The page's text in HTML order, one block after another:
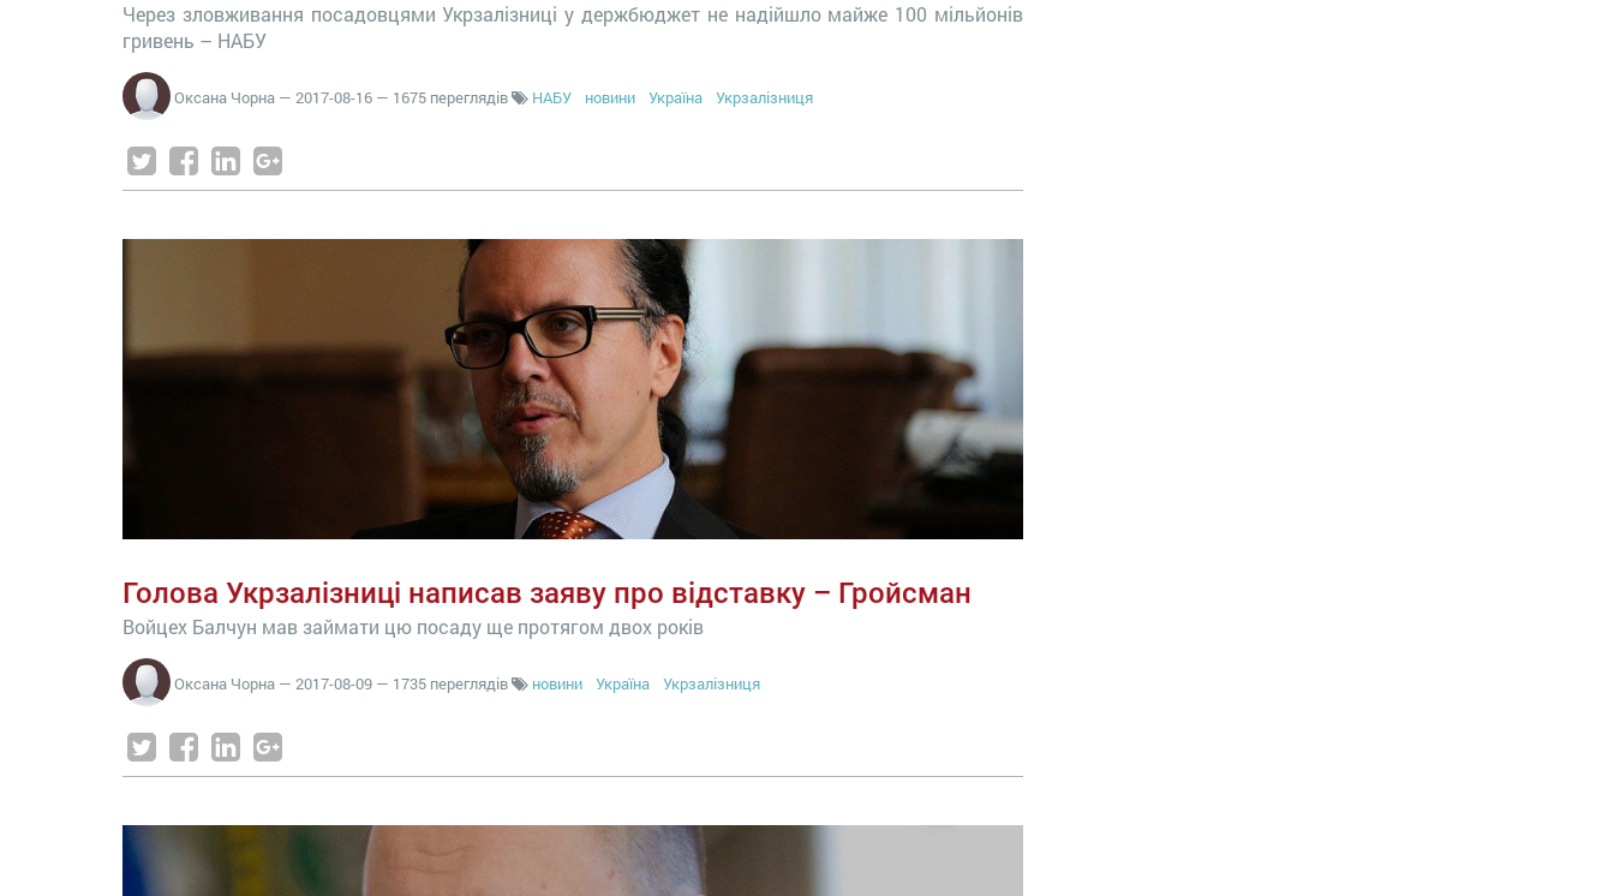
Через зловживання посадовцями Укрзалізниці у держбюджет не надійшло майже 100 мільйонів
гривень – НАБУ
Оксана Чорна — 2017-08-16 — 1675 переглядів НАБУ новини Україна Укрзалізниця
Голова Укрзалізниці написав заяву про відставку – Гройсман
Войцех Балчун мав займати цю посаду ще протягом двох років
Оксана Чорна — 2017-08-09 — 1735 переглядів новини Україна Укрзалізниця